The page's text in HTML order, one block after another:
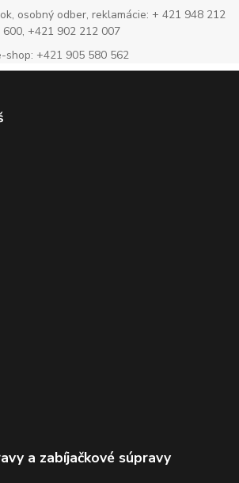
osobný odber, reklamácie: + 421 948 212
600, +421 902 212 007
shop: +421 905 580 562
a zabíjačkové súpravy